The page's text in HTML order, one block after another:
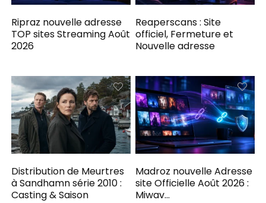
Ripraz nouvelle adresse
TOP sites Streaming Août
2026
Reaperscans : Site
officiel, Fermeture et
Nouvelle adresse
Distribution de Meurtres
à Sandhamn série 2010 :
Casting & Saison
Madroz nouvelle Adresse
site Officielle Août 2026 :
Miwav…